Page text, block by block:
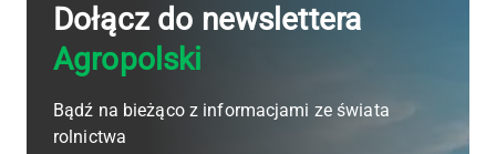
Dołącz do newslettera
Agropolski
Bądź na bieżąco z informacjami ze świata
rolnictwa